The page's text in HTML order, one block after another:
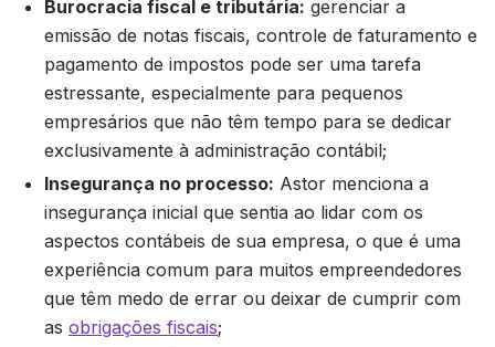
Burocracia fiscal e tributária: gerenciar a
emissão de notas fiscais, controle de faturamento e
pagamento de impostos pode ser uma tarefa
estressante, especialmente para pequenos
empresários que não têm tempo para se dedicar
exclusivamente à administração contábil;
Insegurança no processo: Astor menciona a
insegurança inicial que sentia ao lidar com os
aspectos contábeis de sua empresa, o que é uma
experiência comum para muitos empreendedores
que têm medo de errar ou deixar de cumprir com
as obrigações fiscais;